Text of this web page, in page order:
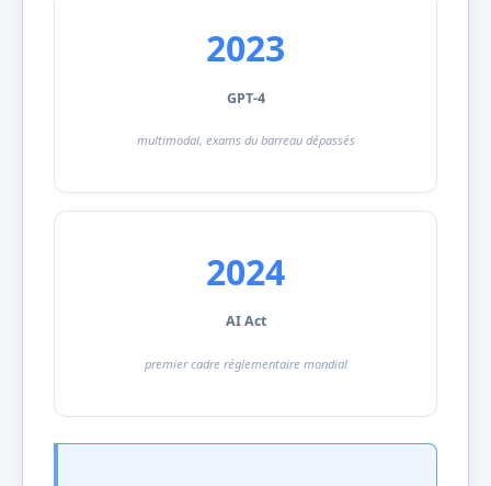
2023
GPT-4
multimodal, exams du barreau dépassés
2024
AI Act
premier cadre réglementaire mondial